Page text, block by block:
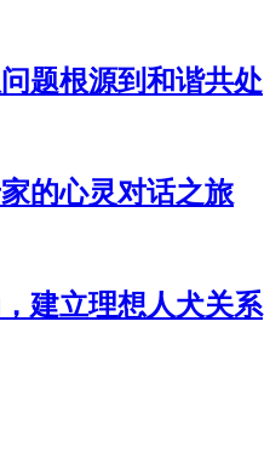
题根源到和谐共处
的心灵对话之旅
建立理想人犬关系